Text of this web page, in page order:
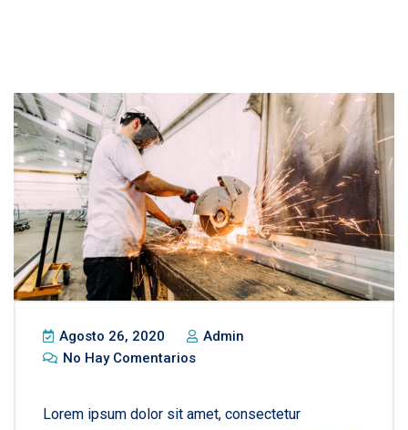
Agosto 26, 2020
Admin
No Hay Comentarios
Lorem ipsum dolor sit amet, consectetur